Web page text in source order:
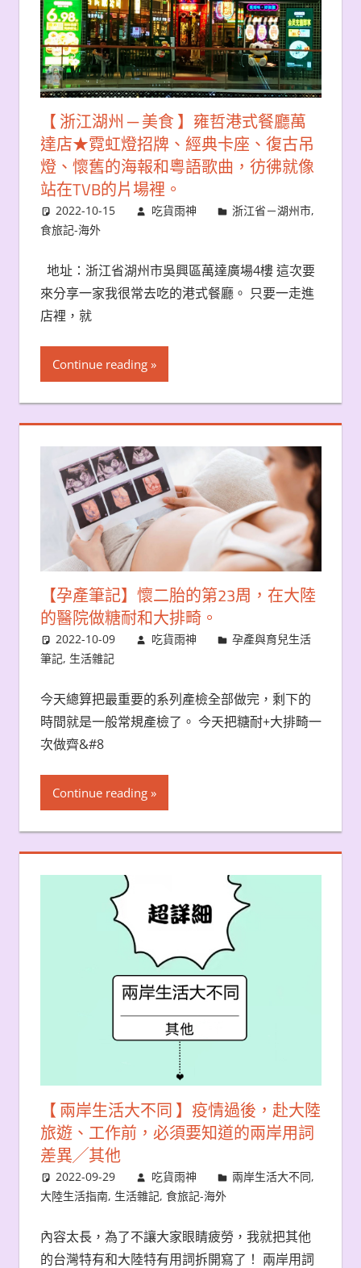
【 浙江湖州 ─ 美食 】雍哲港式餐廳萬
達店★霓虹燈招牌、經典卡座、復古吊
燈、懷舊的海報和粵語歌曲，彷彿就像
站在TVB的片場裡。
2022-10-15 吃貨雨神 浙江省－湖州市,
食旅記-海外
地址：浙江省湖州市吳興區萬達廣場4樓 這次要
來分享一家我很常去吃的港式餐廳。 只要一走進
店裡，就
Continue reading
【孕產筆記】懷二胎的第23周，在大陸
的醫院做糖耐和大排畸。
2022-10-09 吃貨雨神
孕產與育兒生活
筆記, 生活雜記
今天總算把最重要的系列產檢全部做完，剩下的
時間就是一般常規產檢了。 今天把糖耐+大排畸一
次做齊&#8
Continue reading
【 兩岸生活大不同 】疫情過後，赴大陸
旅遊、工作前，必須要知道的兩岸用詞
差異╱其他
2022-09-29 吃貨雨神 兩岸生活大不同,
大陸生活指南, 生活雜記, 食旅記-海外
內容太長，為了不讓大家眼睛疲勞，我就把其他
的台灣特有和大陸特有用詞拆開寫了！ 兩岸用詞